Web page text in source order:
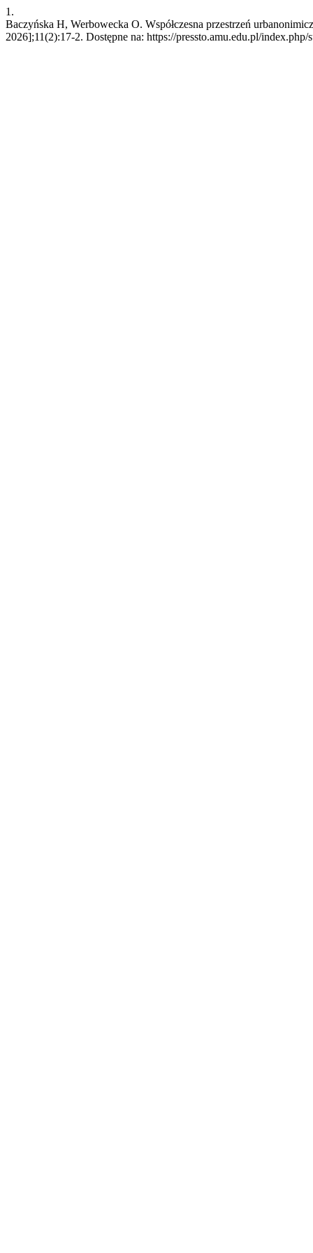
1.
Baczyńska H, Werbowecka O. Współczesna przestrzeń
2026];11(2):17-2. Dostępne na: https://pressto.amu.edu.pl/